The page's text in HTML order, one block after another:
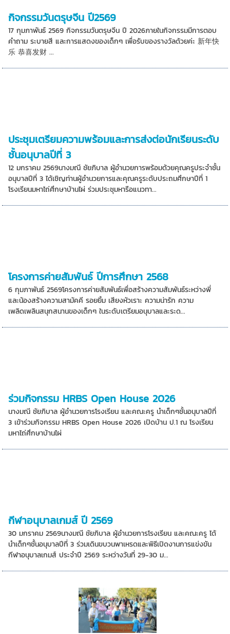
กิจกรรมวันตรุษจีน ปี2569
17 กุมภาพันธ์ 2569 กิจกรรมวันตรุษจีน ปี 2026ภายในกิจกรรมมีการตอบ
คำถาม ระบายสี และการแสดงของเด็กๆ เพื่อรับของรางวัลด้วยค่ะ 新年快
乐 恭喜发财 ...
ประชุมเตรียมความพร้อมและการส่งต่อนักเรียนระดับ
ชั้นอนุบาลปีที่ 3
12 มกราคม 2569นางมณี ชัยภิบาล ผู้อำนวยการพร้อมด้วยคุณครูประจำชั้น
อนุบาลปีที่ 3 ได้เชิญท่านผู้อำนวยการและคุณครูระดับประถมศึกษาปีที่ 1
โรงเรียนมหาไถ่ศึกษาบ้านไผ่ ร่วมประชุมหารือแนวทา...
โครงการค่ายสัมพันธ์ ปีการศึกษา 2568
6 กุมภาพันธ์ 2569โครงการค่ายสัมพันธ์เพื่อสร้างความสัมพันธ์ระหว่างพี่
และน้องสร้างความสามัคคี รอยยิ้ม เสียงหัวเราะ ความน่ารัก ความ
เพลิดเพลินสนุกสนานของเด็กๆ ในระดับเตรียมอนุบาลและระด...
ร่วมกิจกรรม HRBS Open House 2026
นางมณี ชัยภิบาล ผู้อำนวยการโรงเรียน และคณะครู นำเด็กๆชั้นอนุบาลปีที่
3 เข้าร่วมกิจกรรม HRBS Open House 2026 เปิดบ้าน ป.1 ณ โรงเรียน
มหาไถ่ศึกษาบ้านไผ่
กีฬาอนุบาลเกมส์ ปี 2569
30 มกราคม 2569นางมณี ชัยภิบาล ผู้อำนวยการโรงเรียน และคณะครู ได้
นำเด็กๆชั้นอนุบาลปีที่ 3 ร่วมเดินขบวนพาเหรดและพิธีเปิดงานการแข่งขัน
กีฬาอนุบาลเกมส์ ประจำปี 2569 ระหว่างวันที่ 29-30 ม...